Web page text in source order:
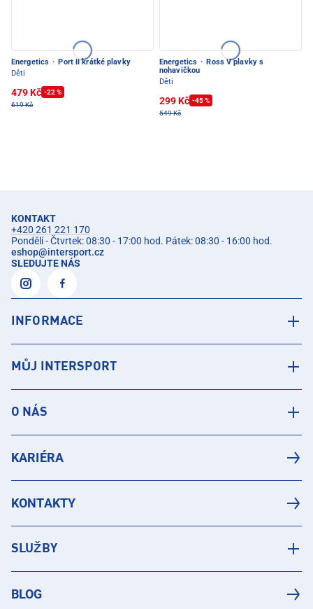
Energetics · Port II krátké plavky
Děti
479 Kč -22 %
619 Kč
Energetics · Ross V plavky s
nohavičkou
Děti
299 Kč -45 %
549 Kč
KONTAKT
+420 261 221 170
Pondělí - Čtvrtek: 08:30 - 17:00 hod. Pátek: 08:30 - 16:00 hod.
eshop@intersport.cz
SLEDUJTE NÁS
INFORMACE
MŮJ INTERSPORT
O NÁS
KARIÉRA
KONTAKTY
SLUŽBY
BLOG